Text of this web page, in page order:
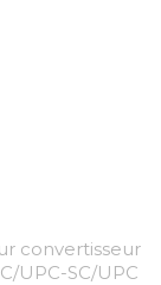
convertisseur
UPC-SC/UPC